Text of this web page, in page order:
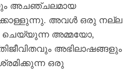
അചഞ്ചലമായ
അവൾ ഒരു നല്ല
ചെയ്യുന്ന അമ്മയോ,
അഭിലാഷങ്ങളും
ഒരു